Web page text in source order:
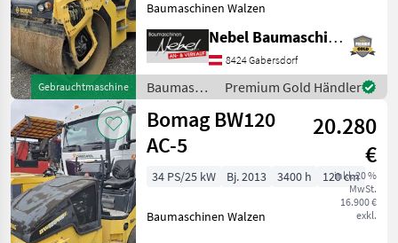
Sonstiges
1
MARKTPLATZ
Marktplatz Händlerangebote Kleinanzeigen
Gebrauchtmaschine
Baumaschinen Walzen
Nebel Baumaschinen
8424 Gabersdorf
Baumaschinen
/ Bomag
Premium Gold Händler
Bomag BW120
AC-5
20.280
€
inkl. 20 %
MwSt.
16.900 €
exkl.
34 PS/25 kW Bj. 2013 3400 h 120 cm
Baumaschinen Walzen